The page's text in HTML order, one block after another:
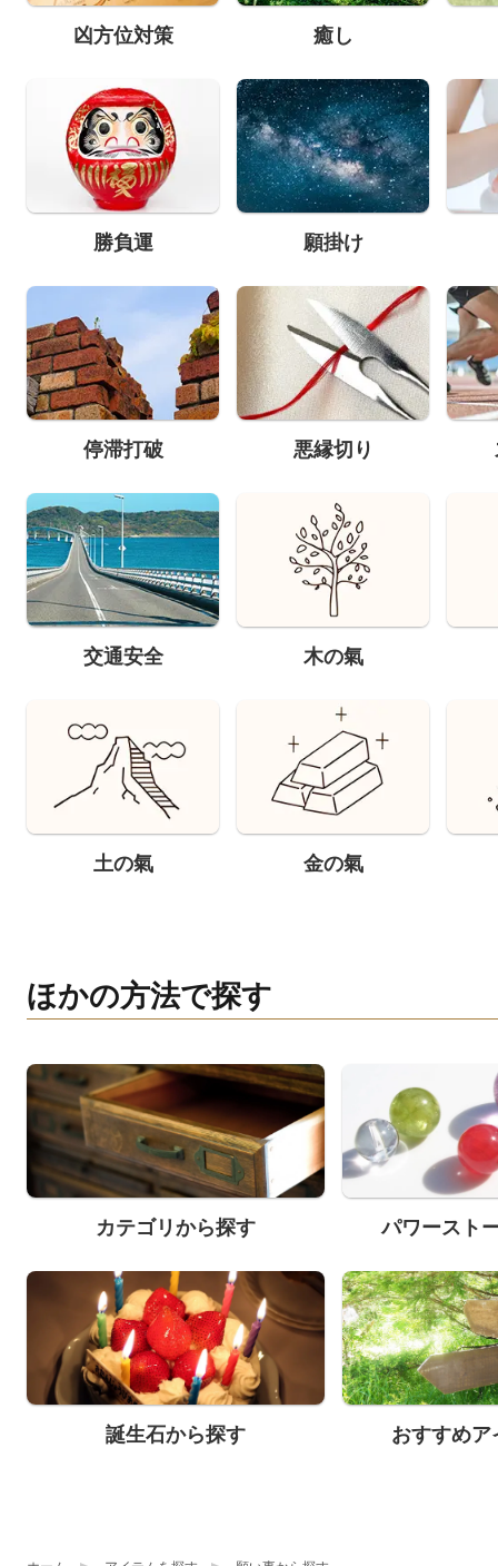
凶方位対策 癒し
勝負運 願掛け
停滞打破 悪縁切り
交通安全 木の氣
土の氣 金の氣
ほかの方法で探す
カテゴリから探す パワースト
誕生石から探す おすすめア